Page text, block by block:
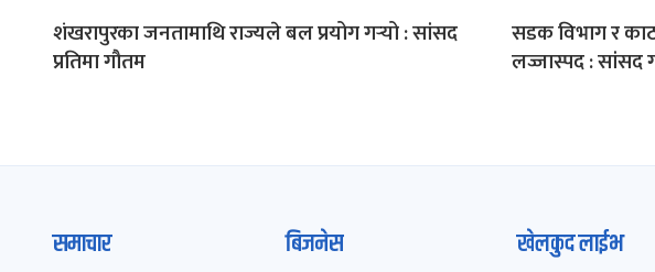
शंखरापुरका जनतामाथि राज्यले बल प्रयोग गर्‍यो : सांसद
प्रतिमा गौतम
सडक विभाग र
लज्जास्पद : सांसद
समाचार बिजनेस खेलकुद लाईभ